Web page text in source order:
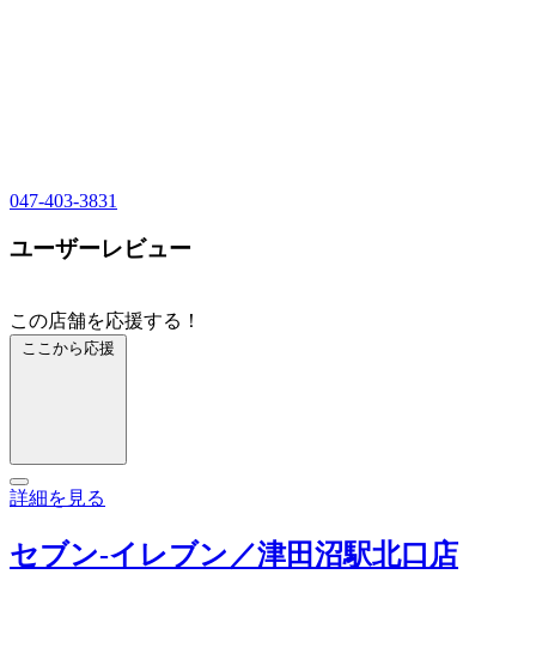
047-403-3831
ユーザーレビュー
この店舗を応援する！
ここから応援
詳細を見る
セブン‐イレブン／津田沼駅北口店